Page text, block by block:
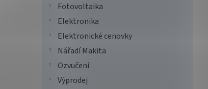
Fotovoltaika
Elektronika
Elektronické cenovky
Nářadí Makita
Ozvučení
Výprodej